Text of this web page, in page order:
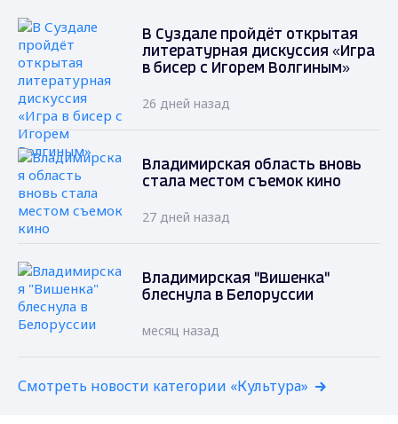
В Суздале пройдёт открытая
литературная дискуссия «Игра
в бисер с Игорем Волгиным»
26 дней назад
Владимирская область вновь
стала местом съемок кино
27 дней назад
Владимирская "Вишенка"
блеснула в Белоруссии
месяц назад
Смотреть новости категории «Культура»